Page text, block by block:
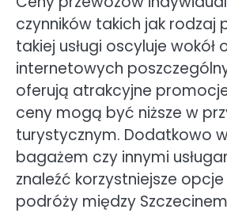
czynników takich jak rodzaj
takiej usługi oscyluje
internetowych
oferują atrakcyjne
ceny mogą być niższe w
turystycznym. Dodatkowo
bagażem czy innymi
znaleźć korzystniejsze
podróży między